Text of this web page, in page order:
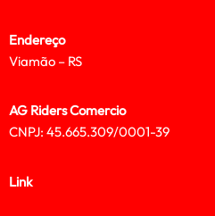
Endereço
Viamão – RS
AG Riders Comercio
CNPJ: 45.665.309/0001-39
Link